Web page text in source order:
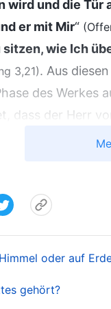
wird und die
er mit Mir“
wie Ich
3,21). Aus
des Werkes
dass der Herr
eine Gruppe
Tor der
sagen: „
oder auf
gehört?